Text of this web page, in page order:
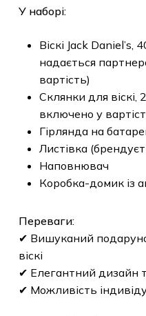
У наборі:
Віскі Jack Daniel’s,
надається
вартість)
Склянки для віскі,
включено у
Гірлянда на
Листівка
Наповнювач
Коробка-домик із
Переваги:
✔ Вишуканий
віскі
✔ Елегантний дизайн
✔ Можливість